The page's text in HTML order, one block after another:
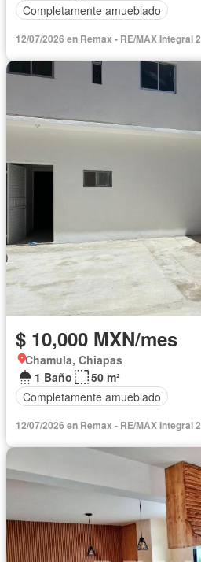
Completamente amueblado
12/07/2026 en Remax - RE/MAX Integral 2
$ 10,000 MXN/mes
Chamula, Chiapas
1 Baño
50 m²
Completamente amueblado
12/07/2026 en Remax - RE/MAX Integral 2